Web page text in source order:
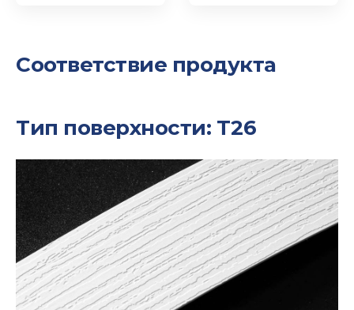
Соответствие продукта
Тип поверхности: T26